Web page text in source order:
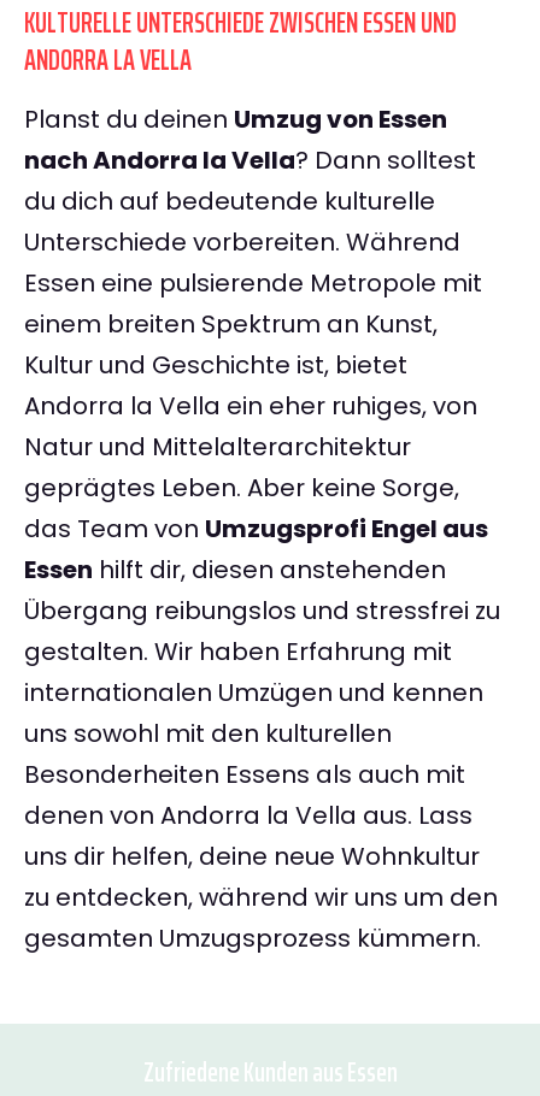
KULTURELLE UNTERSCHIEDE ZWISCHEN ESSEN UND
ANDORRA LA VELLA
Planst du deinen Umzug von Essen
nach Andorra la Vella? Dann solltest
du dich auf bedeutende kulturelle
Unterschiede vorbereiten. Während
Essen eine pulsierende Metropole mit
einem breiten Spektrum an Kunst,
Kultur und Geschichte ist, bietet
Andorra la Vella ein eher ruhiges, von
Natur und Mittelalterarchitektur
geprägtes Leben. Aber keine Sorge,
das Team von Umzugsprofi Engel aus
Essen hilft dir, diesen anstehenden
Übergang reibungslos und stressfrei zu
gestalten. Wir haben Erfahrung mit
internationalen Umzügen und kennen
uns sowohl mit den kulturellen
Besonderheiten Essens als auch mit
denen von Andorra la Vella aus. Lass
uns dir helfen, deine neue Wohnkultur
zu entdecken, während wir uns um den
gesamten Umzugsprozess kümmern.
Zufriedene Kunden aus Essen